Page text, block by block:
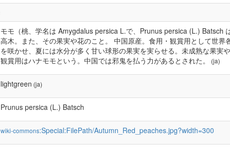
モモ（桃、学名は Amygdalus persica L.で、Prunus persica (L.) Batsch
高木。また、その果実や花のこと。 中国原産。食用・観賞用として世
を咲かせ、夏には水分が多く甘い球形の果実を実らせる。未成熟な果実
観賞用はハナモモという。中国では邪鬼を払う力があるとされた。
(ja)
lightgreen (ja)
Prunus persica (L.) Batsch
wiki-commons:Special:FilePath/Autumn_Red_peaches.jpg?width=300